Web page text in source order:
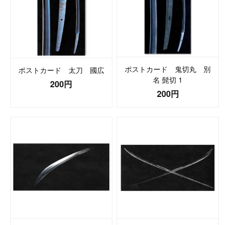
ポストカード 太刀 國広
200円
ポストカード 鬼切丸 別
名 髭切 1
200円